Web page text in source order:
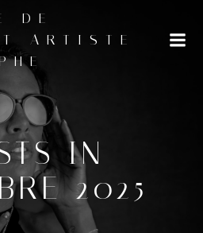
au
contenu
DE
ARTISTE
IN
2025